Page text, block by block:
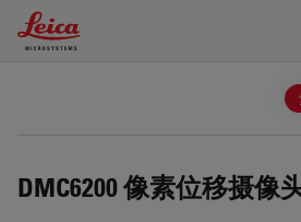
Leica Microsystems Logo
DMC6200像素位移摄像